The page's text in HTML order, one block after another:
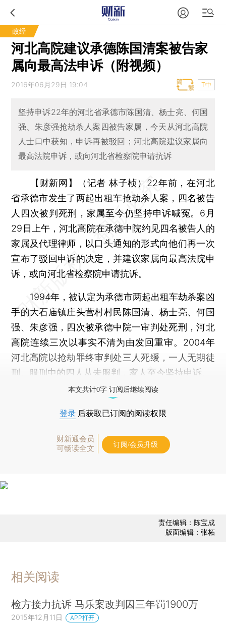
政经
河北高院建议承德陈国清案被告家
属向最高法申诉（附视频）
2016年06月29日 19:04 T中
坚持申诉22年的河北省承德市陈国清、杨士亮、何国
强、朱彦强抢劫杀人案四被告家属，今天从河北高院
人士口中获知，申诉再被驳回；河北高院建议家属向
最高法院申诉，或向河北省检察院申请抗诉
【财新网】（记者 林子桢） 22年前，在河北
省承德市发生了两起出租车抢劫杀人案，四名被告
人四次被判死刑，家属至今仍坚持申诉喊冤。6月
29日上午，河北高院在承德中院约见四名被告人的
家属及代理律师，以口头通知的形式向他们再一次
宣布了驳回申诉的决定，并建议家属向最高法院申
诉，或向河北省检察院申请抗诉。
1994年，被认定为承德市两起出租车劫杀案凶
手的大石庙镇庄头营村村民陈国清、杨士亮、何国
强、朱彦强，四次被承德中院一审判处死刑，河北
高院连续三次以事实不清为由发回重审。2004年
河北高院以抢劫罪终审判处三人死缓，一人无期徒
刑。服刑中的四人从未服判，家人至今坚持申诉。
本文共计0字 订阅后继续阅读
登录 后获取已订阅的阅读权限
财新通会员
可畅读全文
订阅/会员升级
责任编辑：陈宝成
版面编辑：张柘
相关阅读
检方接力抗诉 马乐案改判囚三年罚1900万
2015年12月11日 APP打开